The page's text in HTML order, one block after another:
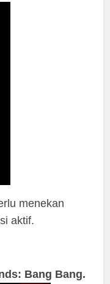
menekan
aktif.
Bang Bang.